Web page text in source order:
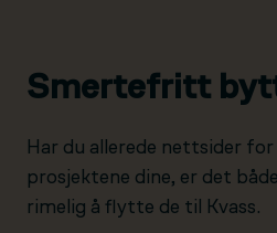
Smertefritt
Har du allerede nettsider
prosjektene dine, er det
rimelig å flytte de til Kvass.